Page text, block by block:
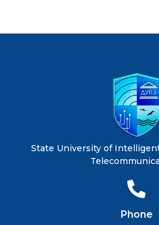
State University of
Phone